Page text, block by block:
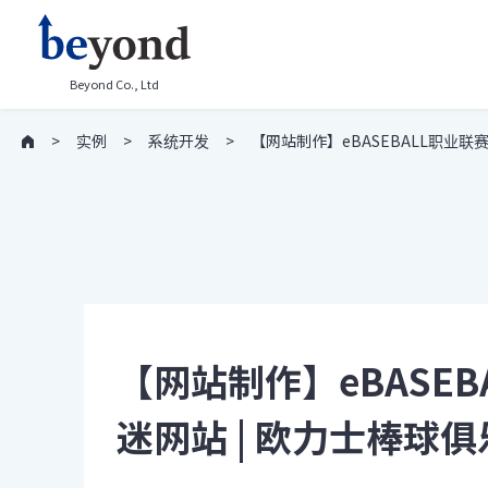
Beyond Co., Ltd
实例 系统开发 【网站制作】eBASEBALL职业
【网站制作】
迷网站 | 欧力士棒球